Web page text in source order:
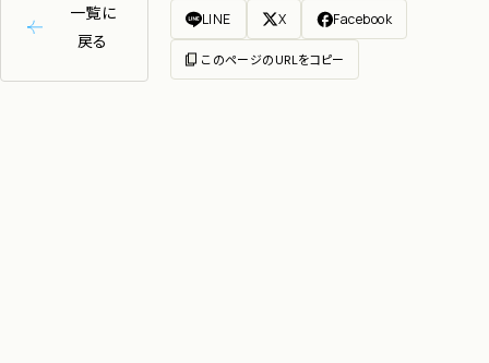
一覧に
戻る
LINE
X Facebook
このページのURLをコピー